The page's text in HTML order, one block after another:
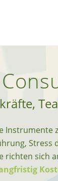
Stress
richten sich